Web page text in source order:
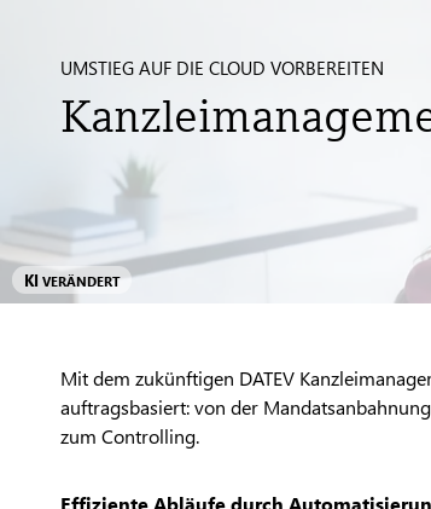
KI VERÄNDERT
UMSTIEG AUF DIE CLOUD VORBEREITEN
Mit dem zukünftigen DATEV
auftragsbasiert: von der
zum Controlling.